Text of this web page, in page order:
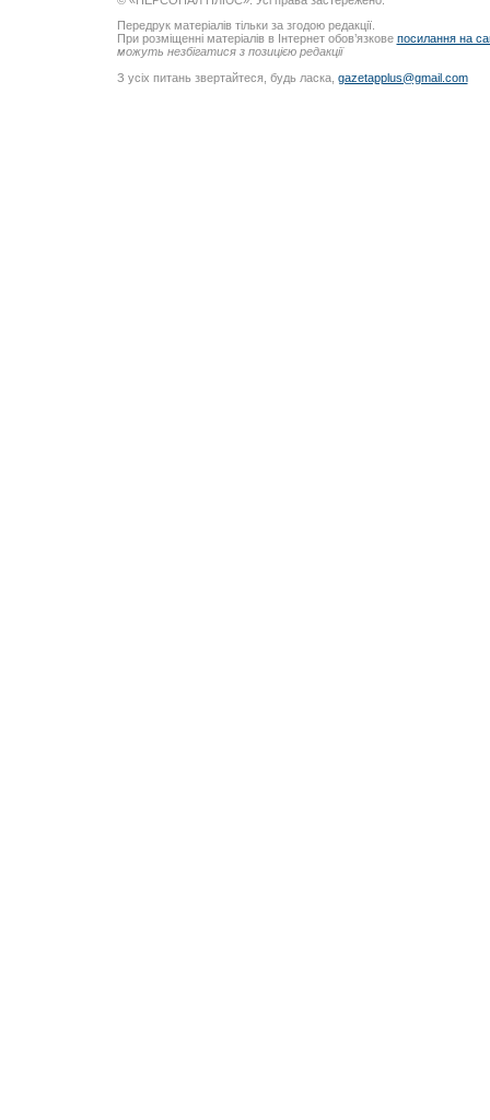
Передрук матеріалів тільки за згодою редакції.
При розміщенні матеріалів в Інтернет обов’язкове посилання на
можуть незбігатися з позицією редакції
З усіх питань звертайтеся, будь ласка, gazetapplus@gmail.com